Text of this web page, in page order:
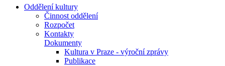
Oddělení kultury
Činnost oddělení
Rozpočet
Kontakty
Dokumenty
Kultura v Praze - výroční zprávy
Publikace